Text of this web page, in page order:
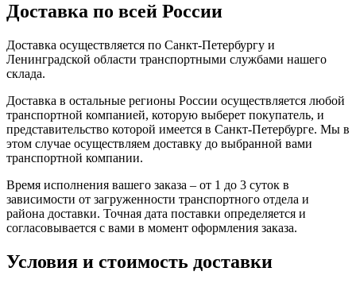
Доставка по всей России
Доставка осуществляется по Санкт-Петербургу и
Ленинградской области транспортными службами нашего
склада.
Доставка в остальные регионы России осуществляется любой
транспортной компанией, которую выберет покупатель, и
представительство которой имеется в Санкт-Петербурге. Мы в
этом случае осуществляем доставку до выбранной вами
транспортной компании.
Время исполнения вашего заказа – от 1 до 3 суток в
зависимости от загруженности транспортного отдела и
района доставки. Точная дата поставки определяется и
согласовывается с вами в момент оформления заказа.
Условия и стоимость доставки